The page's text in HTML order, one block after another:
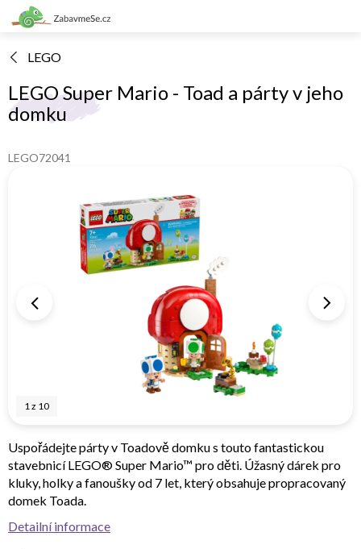
Přejít
na
LEGO
LEGO Super Mario - Toad a párty v jeho
domku
LEGO72041
1z 10
Uspořádejte párty v Toadově domku s touto fantastickou
stavebnicí LEGO® Super Mario™ pro děti. Úžasný dárek pro
kluky, holky a fanoušky od 7 let, který obsahuje propracovaný
domek Toada.
Detailní informace